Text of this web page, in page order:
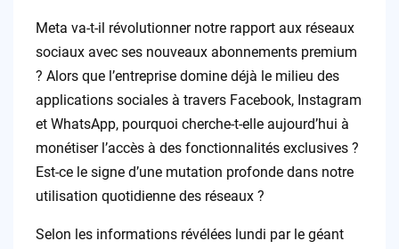
Meta va-t-il révolutionner notre rapport aux réseaux
sociaux avec ses nouveaux abonnements premium
? Alors que l’entreprise domine déjà le milieu des
applications sociales à travers Facebook, Instagram
et WhatsApp, pourquoi cherche-t-elle aujourd’hui à
monétiser l’accès à des fonctionnalités exclusives ?
Est-ce le signe d’une mutation profonde dans notre
utilisation quotidienne des réseaux ?
Selon les informations révélées lundi par le géant